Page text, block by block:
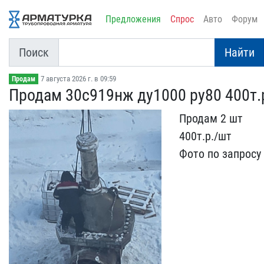
Предложения Спрос Авто Форум
Поиск Найти
Продам 7 августа 2026 г. в 09:59
Продам 30с919нж ду1000 р​у80
Продам 2 шт
400т.р./шт
Ф​ото по запросу